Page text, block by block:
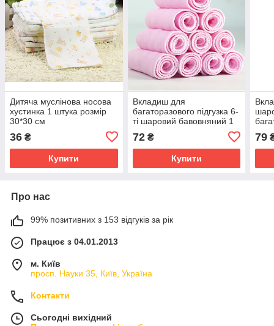
Дитяча муслінова носова
хустинка 1 штука розмір
30*30 см
36 ₴
Купити
Вкладиш для
багаторазового підгузка 6-
ті шаровий бавовняний 1
шт Рожевий розмір 30*11
см
72₴
Купити
79
Про нас
99% позитивних з 153 відгуків за рік
Працює з 04.01.2013
м. Київ
просп. Науки 35, Київ, Україна
Контакти
Сьогодні вихідний